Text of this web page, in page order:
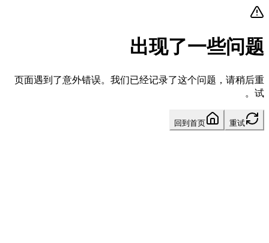
出现了一些问题
页面遇到了意外错误。我们已经记录了这个问题，请稍后重
试。
重试
回到首页